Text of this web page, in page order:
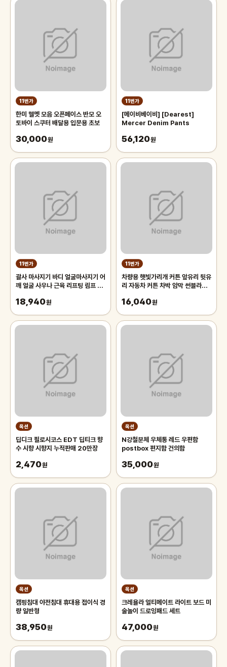
11번가
한미 헬멧 모음 오픈페이스 반모 오
토바이 스쿠터 배달용 입문용 초보
30,000원
11번가
[메이비베이비] [Dearest]
Mercer Denim Pants
56,120원
11번가
괄사 마사지기 바디 얼굴마사지기 어
깨 얼굴 사우나 근육 리프팅 림프 1
18,940원
11번가
차량용 햇빛가리개 커튼 앞유리 뒷유
리 자동차 커튼 차박 암막 썬블라인
리햇
16,040원
옥션
딥디크 필로시코스 EDT 딥티크 향
수 시향 시향지 누적판매 20만장
2,470원
옥션
N강철분체 우체통 레드 우편함
postbox 편지함 건의함
35,000원
옥션
캠핑침대 야전침대 휴대용 접이식 경
량 일반형
38,950원
옥션
크레욜라 얼티메이트 라이트 보드 미
술놀이 드로잉패드 세트
47,000원